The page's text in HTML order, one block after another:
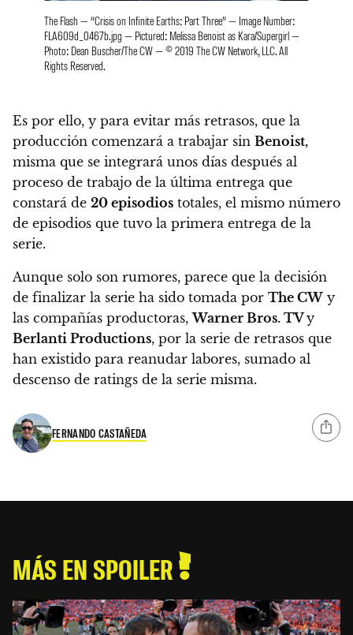
The Flash — “Crisis on Infinite Earths: Part Three” — Image Number:
FLA609d_0467b.jpg — Pictured: Melissa Benoist as Kara/Supergirl —
Photo: Dean Buscher/The CW — © 2019 The CW Network, LLC. All
Rights Reserved.
Es por ello, y para evitar más retrasos, que la
producción comenzará a trabajar sin Benoist,
misma que se integrará unos días después al
proceso de trabajo de la última entrega que
constará de 20 episodios totales, el mismo número
de episodios que tuvo la primera entrega de la
serie.
Aunque solo son rumores, parece que la decisión
de finalizar la serie ha sido tomada por The CW y
las compañías productoras,Warner Bros. TVy
Berlanti Productions, por la serie de retrasos que
han existido para reanudar labores, sumado al
descenso de ratings de la serie misma.
FERNANDO CASTAÑEDA
MÁS EN SPOILER